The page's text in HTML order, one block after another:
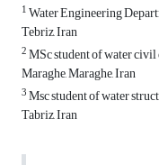
1Water Engineering
Tebriz, Iran
2MSc student of water
Maraghe, Maraghe, Iran
3Msc student of water
Tabriz, Iran